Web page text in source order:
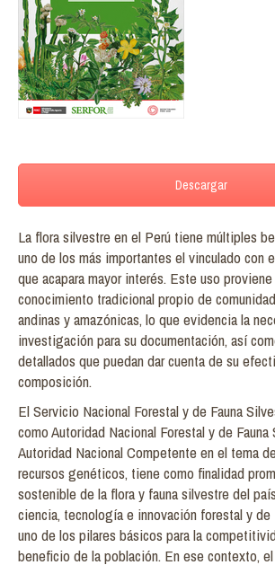
Descargar
La flora silvestre en el Perú tiene múltiples
uno de los más importantes el vinculado con
que acapara mayor interés. Este uso
conocimiento tradicional propio de
andinas y amazónicas, lo que evidencia la
investigación para su documentación, así
detallados que puedan dar cuenta de su
composición.
El Servicio Nacional Forestal y de Fauna
como Autoridad Nacional Forestal y de
Autoridad Nacional Competente en el tema
recursos genéticos, tiene como finalidad
sostenible de la flora y fauna silvestre del
ciencia, tecnología e innovación forestal y de
uno de los pilares básicos para la
beneficio de la población. En ese contexto,